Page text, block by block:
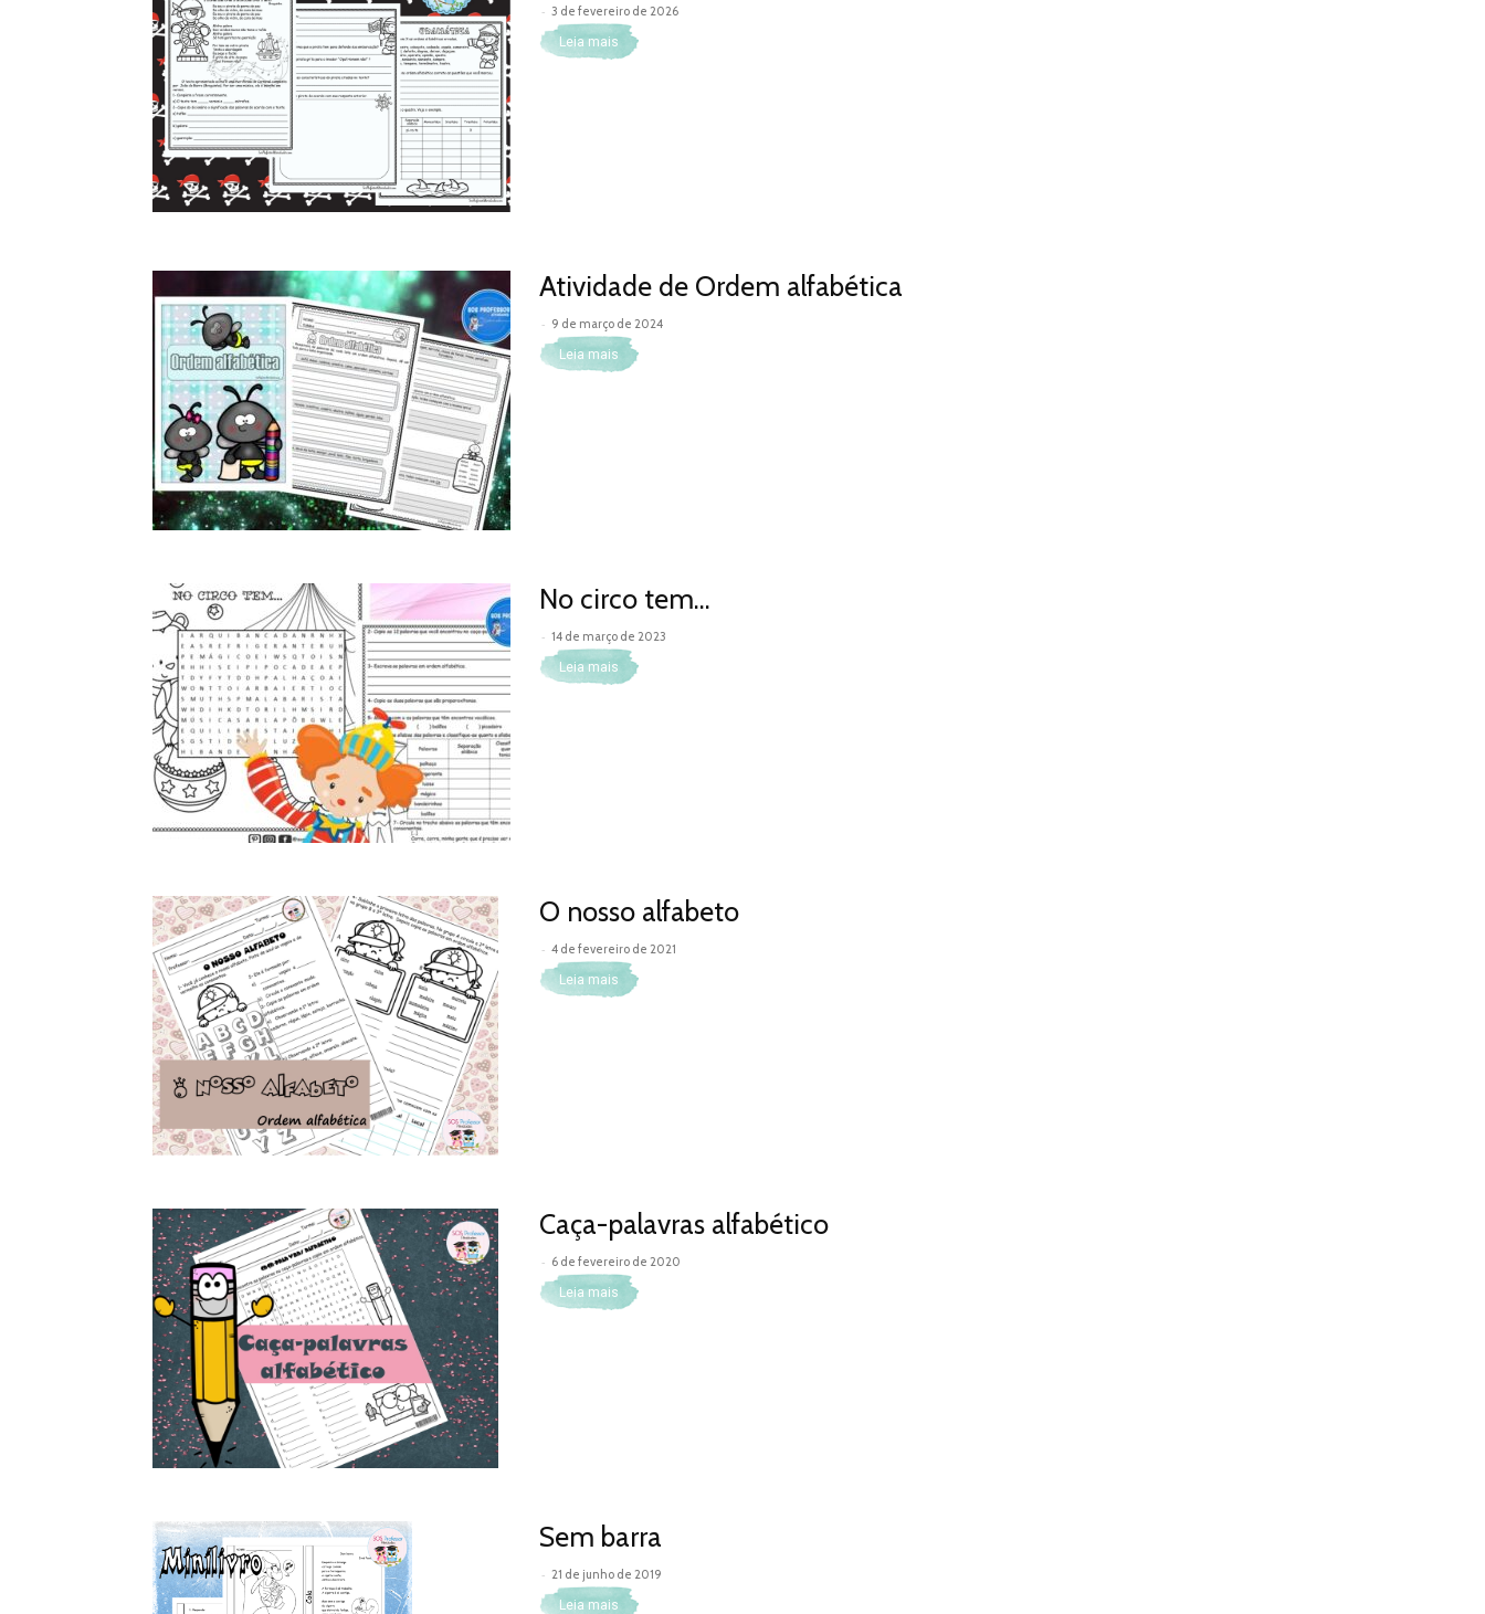
- 3 de fevereiro de 2026
Leia mais
Atividade de Ordem alfabética
- 9 de março de 2024
Leia mais
No circo tem…
- 14 de março de 2023
Leia mais
O nosso alfabeto
- 4 de fevereiro de 2021
Leia mais
Caça-palavras alfabético
- 6 de fevereiro de 2020
Leia mais
Sem barra
- 21 de junho de 2019
Leia mais